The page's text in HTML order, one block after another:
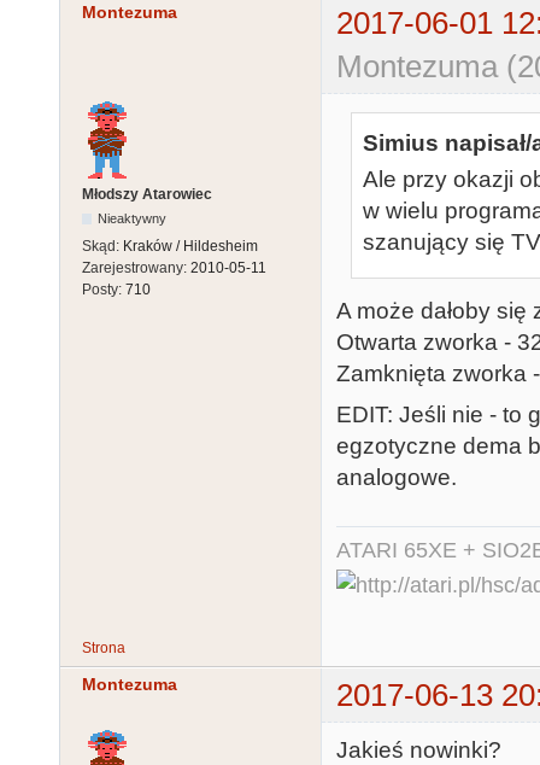
Montezuma
2017-06-01
Montezuma
Młodszy Atarowiec
Nieaktywny
Skąd: Kraków / Hildesheim
Zarejestrowany: 2010-05-11
Posty: 710
Simius napisał/
Ale przy okazji
w wielu
szanujący się TV
A może dałoby
Otwarta zworka -
Zamknięta zworka
EDIT: Jeśli nie - to
egzotyczne dema
analogowe.
ATARI 65XE +
Strona
Montezuma 2017-06-13
Jakieś nowinki?